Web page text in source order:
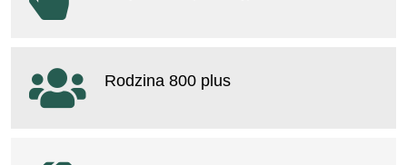
Rodzina 800 plus